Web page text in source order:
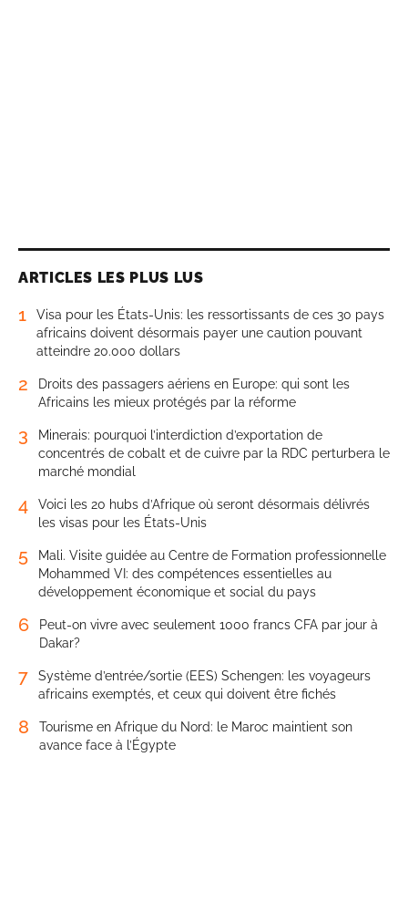
ARTICLES LES PLUS LUS
1
Visa pour les États-Unis: les ressortissants de ces 30 pays
africains doivent désormais payer une caution pouvant
atteindre 20.000 dollars
2
Droits des passagers aériens en Europe: qui sont les
Africains les mieux protégés par la réforme
3
Minerais: pourquoi l’interdiction d’exportation de
concentrés de cobalt et de cuivre par la RDC perturbera le
marché mondial
4
Voici les 20 hubs d’Afrique où seront désormais délivrés
les visas pour les États-Unis
5
Mali. Visite guidée au Centre de Formation professionnelle
Mohammed VI: des compétences essentielles au
développement économique et social du pays
6
Peut-on vivre avec seulement 1000 francs CFA par jour à
Dakar?
7
Système d’entrée/sortie (EES) Schengen: les voyageurs
africains exemptés, et ceux qui doivent être fichés
8
Tourisme en Afrique du Nord: le Maroc maintient son
avance face à l’Égypte